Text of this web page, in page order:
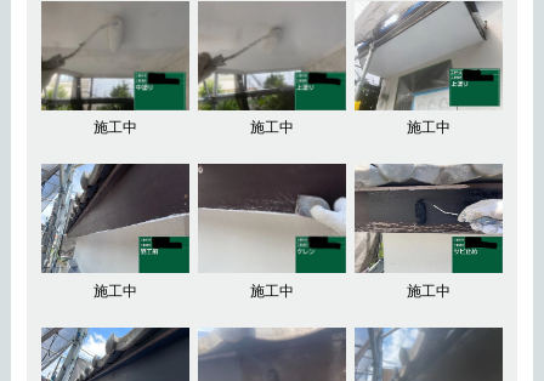
施工中 施工中 施工中
施工中 施工中 施工中